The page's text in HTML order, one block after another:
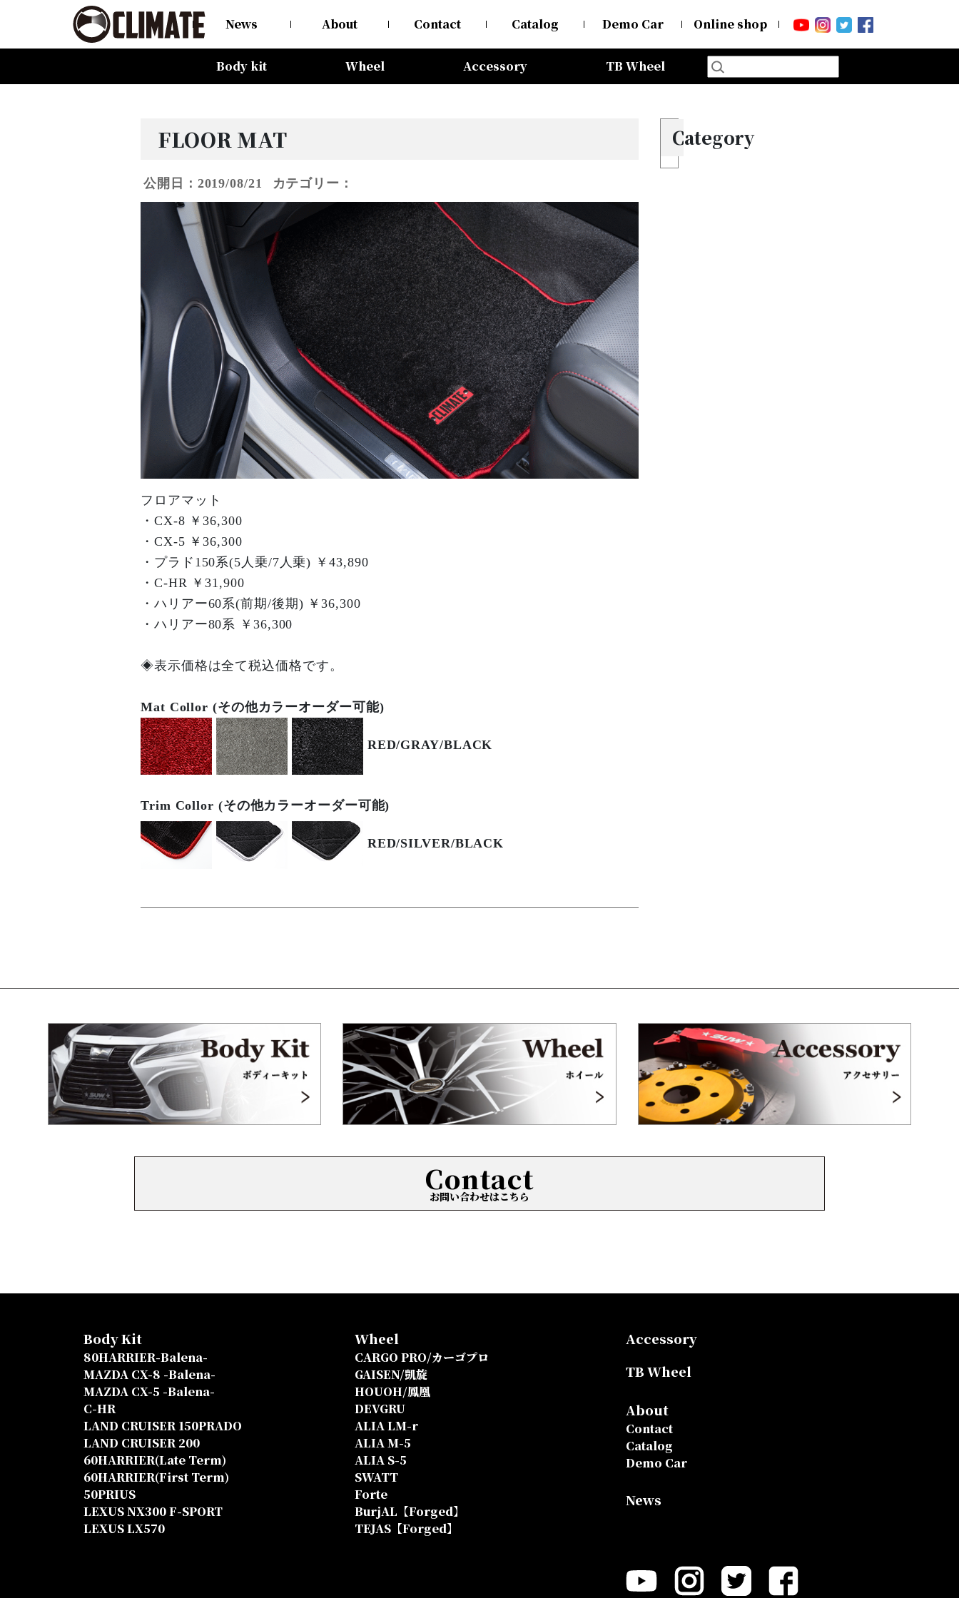
News About Contact Catalog Demo Car Online shop
Body kit
Wheel
Accessory TB Wheel
FLOOR MAT
公開日：2019/08/21 カテゴリー：
フロアマット
・CX-8 ￥36,300
・CX-5 ￥36,300
・プラド150系(5人乗/7人乗) ￥43,890
・C-HR ￥31,900
・ハリアー60系(前期/後期) ￥36,300
・ハリアー80系 ￥36,300
◈表示価格は全て税込価格です。
Mat Collor (その他カラーオーダー可能)
RED/GRAY/BLACK
Trim Collor (その他カラーオーダー可能)
RED/SILVER/BLACK
Category
Contact
お問い合わせはこちら
Body Kit
80HARRIER-Balena-
MAZDA CX-8 -Balena-
MAZDA CX-5 -Balena-
C-HR
LAND CRUISER 150PRADO
LAND CRUISER 200
60HARRIER(Late Term)
60HARRIER(First Term)
50PRIUS
LEXUS NX300 F-SPORT
LEXUS LX570
Wheel
CARGO PRO/カーゴプロ
GAISEN/凱旋
HOUOH/鳳凰
DEVGRU
ALIA LM-r
ALIA M-5
ALIA S-5
SWATT
Forte
BurjAL【Forged】
TEJAS【Forged】
Accessory
TB Wheel
About
Contact
Catalog
Demo Car
News